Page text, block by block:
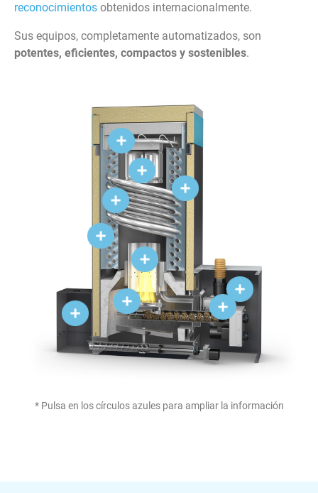
reconocimientos obtenidos internacionalmente.
Sus equipos, completamente automatizados, son
potentes, eficientes, compactos y sostenibles.
* Pulsa en los círculos azules para ampliar la información